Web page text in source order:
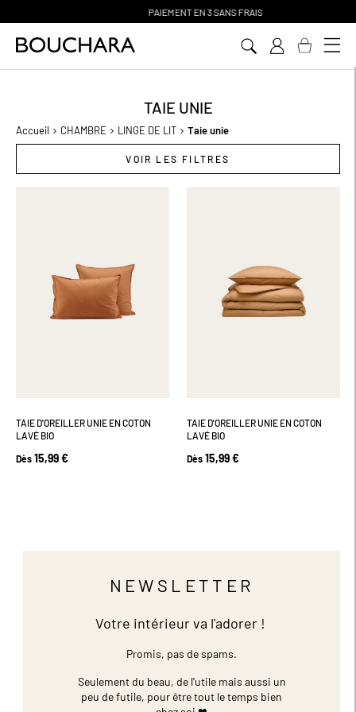
PAIEMENT EN 3 SANS FRAIS
TAIE UNIE
Accueil CHAMBRE LINGE DE LIT Taie unie
VOIR LES FILTRES
TAIE D'OREILLER UNIE EN COTON
LAVÉ BIO
Dès 15,99 €
TAIE D'OREILLER UNIE EN COTON
LAVÉ BIO
Dès 15,99 €
NEWSLETTER
Votre intérieur va l'adorer !
Promis, pas de spams.
Seulement du beau, de l'utile mais aussi un
peu de futile, pour être tout le temps bien